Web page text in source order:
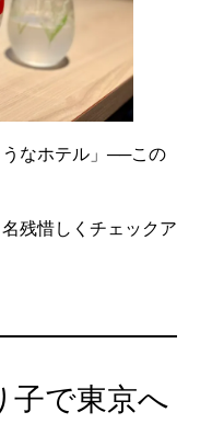
うなホテル」──この
残惜しくチェックア
子で東京へ